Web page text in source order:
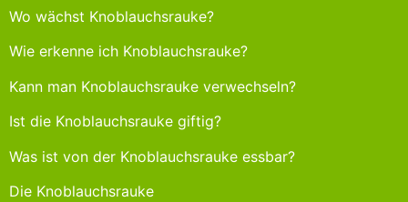
Wo wächst Knoblauchsrauke?
Wie erkenne ich Knoblauchsrauke?
Kann man Knoblauchsrauke verwechseln?
Ist die Knoblauchsrauke giftig?
Was ist von der Knoblauchsrauke essbar?
Die Knoblauchsrauke